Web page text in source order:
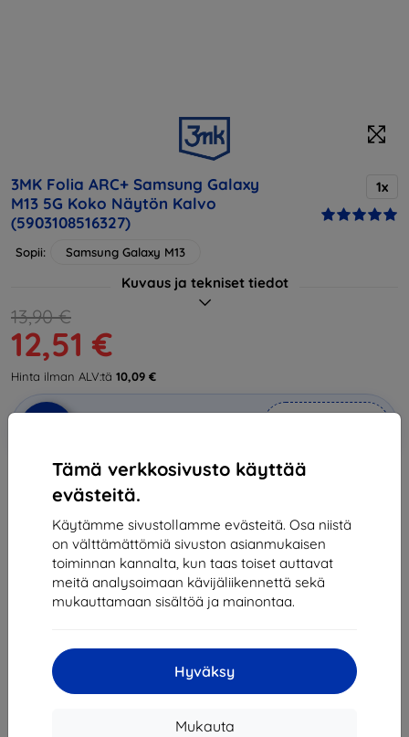
Tämä verkkosivusto käyttää
evästeitä.
Käytämme sivustollamme evästeitä. Osa niistä
on välttämättömiä sivuston asianmukaisen
toiminnan kannalta, kun taas toiset auttavat
meitä analysoimaan kävijäliikennettä sekä
mukauttamaan sisältöä ja mainontaa.
Hyväksy
Mukauta
3MK Folia ARC+ Samsung Galaxy
M13 5G Koko Näytön Kalvo
(5903108516327)
1x
Sopii: Samsung Galaxy M13
Kuvaus ja tekniset tiedot
13,90 €
12,51 €
Hinta ilman ALV:tä 10,09 €
Ulkoinen varasto > 5 kpl
- +
Lisää ostoskoriin
2kpl
12,51 €/kpl